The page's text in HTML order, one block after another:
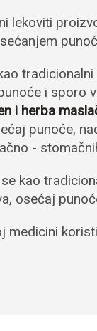
lekoviti
tradicionalni
i sporo
i herba
punoće,
-
kao
osećaj
medicini